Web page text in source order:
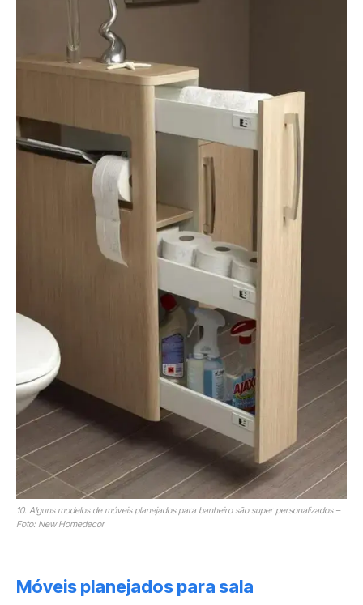
10. Alguns modelos de móveis planejados para banheiro são super personalizados –
Foto: New Homedecor
Móveis planejados para sala